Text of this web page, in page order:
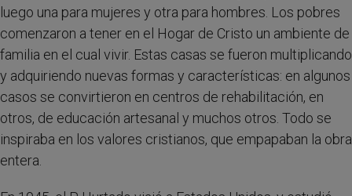
luego una para mujeres y otra para hombres. Los pobres
comenzaron a tener en el Hogar de Cristo un ambiente de
familia en el cual vivir. Estas casas se fueron multiplicando
y adquiriendo nuevas formas y características: en algunos
casos se convirtieron en centros de rehabilitación, en
otros, de educación artesanal y muchos otros. Todo se
inspiraba en los valores cristianos, que empapaban la obra
entera.